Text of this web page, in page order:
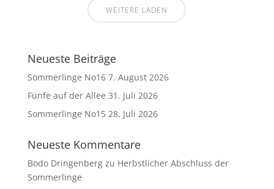
WEITERE LADEN
Neueste Beiträge
Sommerlinge No16 7. August 2026
Fünfe auf der Allee 31. Juli 2026
Sommerlinge No15 28. Juli 2026
Neueste Kommentare
Bodo Dringenbergzu Herbstlicher Abschluss der
Sommerlinge